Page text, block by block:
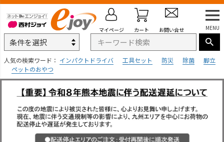
MENU
人気の検索ワード： インパクトドライバ 工具セット 防災 除菌
脚立
ペットのおやつ
マイページ カート お問い合せ